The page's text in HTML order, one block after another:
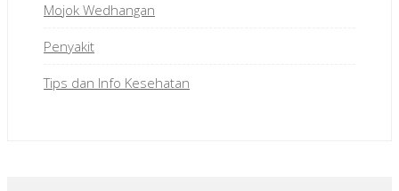
Mojok Wedhangan
Penyakit
Tips dan Info Kesehatan